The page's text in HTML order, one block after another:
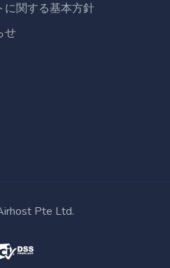
に関する基本方針
せ
Pte Ltd.